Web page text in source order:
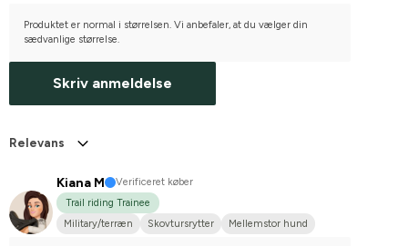
Produktet er normal i størrelsen. Vi anbefaler, at du vælger din
sædvanlige størrelse.
Skriv anmeldelse
Relevans
Kiana M
Verificeret køber
Trail riding Trainee
Military/terræn
Skovtursrytter Mellemstor hund